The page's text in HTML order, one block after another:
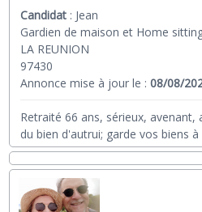
Candidat : Jean
Gardien de maison et Home
LA REUNION
97430
Annonce mise à jour le :08/08/
Retraité 66 ans, sérieux,
du bien d'autrui; garde vos biens à